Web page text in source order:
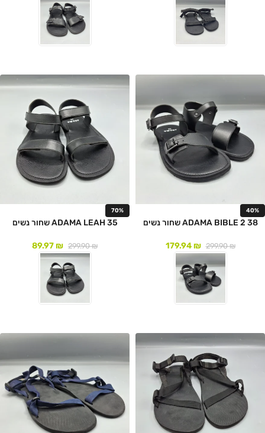
40%
ADAMA BIBLE 2 38 שחור נשים
299.90₪
179.94₪
70%
ADAMA LEAH 35 שחור נשים
299.90₪
89.97₪